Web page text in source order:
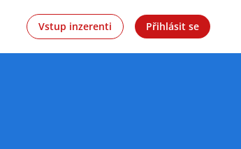
Vstup inzerenti Přihlásit se